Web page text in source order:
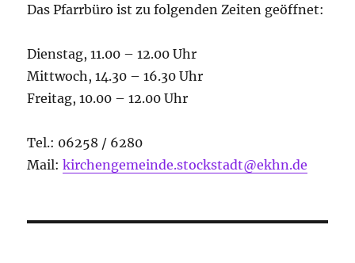
Das Pfarrbüro ist zu folgenden Zeiten geöffnet:
Dienstag, 11.00 – 12.00 Uhr
Mittwoch, 14.30 – 16.30 Uhr
Freitag, 10.00 – 12.00 Uhr
Tel.: 06258 / 6280
Mail:kirchengemeinde.stockstadt@ekhn.de